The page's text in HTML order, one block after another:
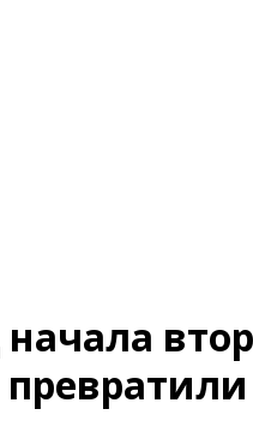
начала